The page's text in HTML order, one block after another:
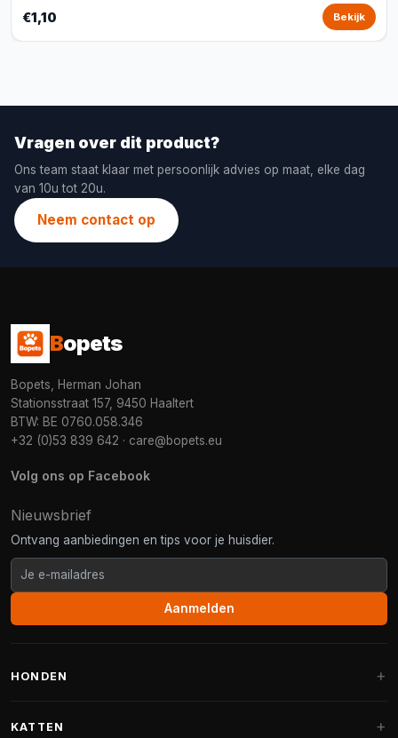
€1,10 Bekijk
Vragen over dit product?
Ons team staat klaar met persoonlijk advies op maat, elke dag
van 10u tot 20u.
Neem contact op
Bopets
Bopets, Herman Johan
Stationsstraat 157, 9450 Haaltert
BTW: BE 0760.058.346
+32 (0)53 839 642 · care@bopets.eu
Volg ons op Facebook
Nieuwsbrief
Ontvang aanbiedingen en tips voor je huisdier.
Aanmelden
HONDEN
KATTEN